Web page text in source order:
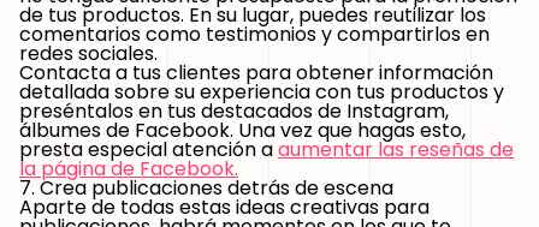
de tus productos. En su lugar, puedes reutilizar los
comentarios como testimonios y compartirlos en
redes sociales.
Contacta a tus clientes para obtener información
detallada sobre su experiencia con tus productos y
preséntalos en tus destacados de Instagram,
álbumes de Facebook. Una vez que hagas esto,
presta especial atención aaumentar las reseñas de
la página de Facebook.
7. Crea publicaciones detrás de escena
Aparte de todas estas ideas creativas para